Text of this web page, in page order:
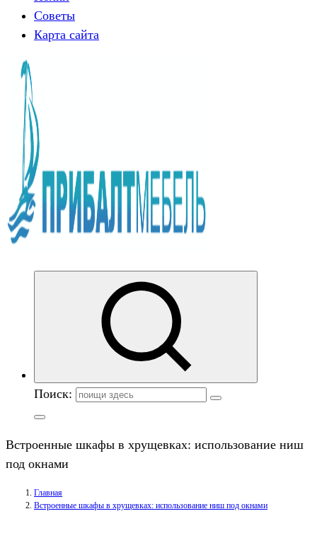
Советы
Карта сайта
Поиск:
Встроенные шкафы в хрущевках: использование ниш
под окнами
Главная
Встроенные шкафы в хрущевках: использование ниш под окнами